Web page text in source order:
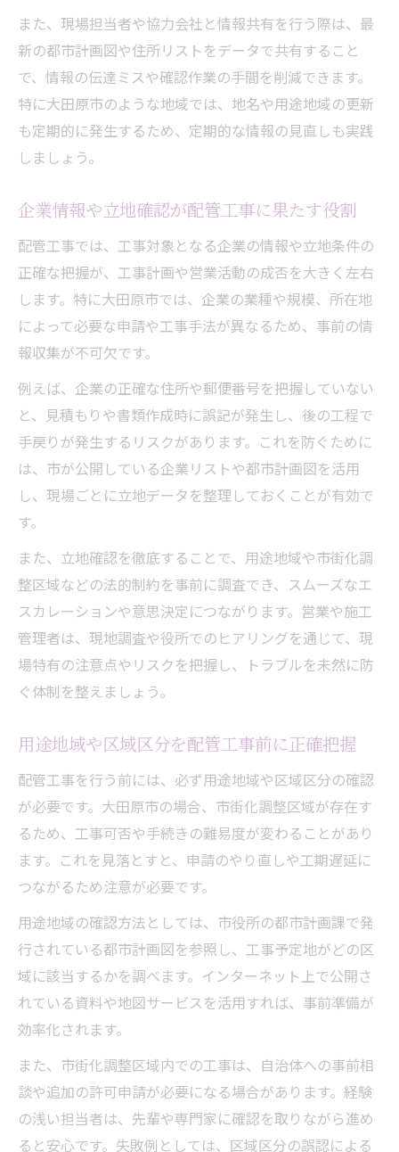
る
現場担当が押さえたい配管工事エスカレー
ションの流れ
大田原市の実情に合った配管工事対応の工
夫
の重要性
実務に即した配管工事エスカレーション判
断術
配管工事で起こりやすい課題とエスカレー
ション対策
エリア情報を活用した配管工事の段取り最前線
配管工事に役立つエリア情報の収集ポイン
ト
工場立地や企業一覧を配管工事計画に活か
す方法
用途地域ごとの配管工事対応策を解説
える影響
配管工事前に知っておきたいエリア特性の
把握法
効率的な配管工事の進め方と判断ポイント解説
配管工事を円滑に進めるための情報判断基
準
ック
配管工事現場で重要視される判断ポイント
とは
段取り力を高める配管工事の実践的進行法
配管工事効率化に役立つ情報整理の秘訣
配管工事に不可欠な事前情報収集の重要性
解説
企業情報の比較が配管工事判断を早めるポ
イント
る影響
配管工事の意思決定を支える情報分析術
現場対応力を上げるための配管工事情報収
また、現場担当者や協力会社と情報共有を行う際は、最
新の都市計画図や住所リストをデータで共有すること
で、情報の伝達ミスや確認作業の手間を削減できます。
特に大田原市のような地域では、地名や用途地域の更新
も定期的に発生するため、定期的な情報の見直しも実践
しましょう。
企業情報や立地確認が配管工事に果たす役割
配管工事では、工事対象となる企業の情報や立地条件の
正確な把握が、工事計画や営業活動の成否を大きく左右
します。特に大田原市では、企業の業種や規模、所在地
によって必要な申請や工事手法が異なるため、事前の情
報収集が不可欠です。
例えば、企業の正確な住所や郵便番号を把握していない
と、見積もりや書類作成時に誤記が発生し、後の工程で
手戻りが発生するリスクがあります。これを防ぐために
は、市が公開している企業リストや都市計画図を活用
し、現場ごとに立地データを整理しておくことが有効で
す。
また、立地確認を徹底することで、用途地域や市街化調
整区域などの法的制約を事前に調査でき、スムーズなエ
スカレーションや意思決定につながります。営業や施工
管理者は、現地調査や役所でのヒアリングを通じて、現
場特有の注意点やリスクを把握し、トラブルを未然に防
ぐ体制を整えましょう。
用途地域や区域区分を配管工事前に正確把握
配管工事を行う前には、必ず用途地域や区域区分の確認
が必要です。大田原市の場合、市街化調整区域が存在す
るため、工事可否や手続きの難易度が変わることがあり
ます。これを見落とすと、申請のやり直しや工期遅延に
つながるため注意が必要です。
用途地域の確認方法としては、市役所の都市計画課で発
行されている都市計画図を参照し、工事予定地がどの区
域に該当するかを調べます。インターネット上で公開さ
れている資料や地図サービスを活用すれば、事前準備が
効率化されます。
また、市街化調整区域内での工事は、自治体への事前相
談や追加の許可申請が必要になる場合があります。経験
の浅い担当者は、先輩や専門家に確認を取りながら進め
ると安心です。失敗例としては、区域区分の誤認による